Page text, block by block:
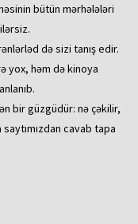
bütün mərhələləri
də sizi tanış edir.
yox, həm də kinoya
bir güzgüdür: nə çəkilir,
cavab tapa